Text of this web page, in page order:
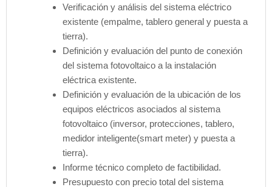
Verificación y análisis del sistema eléctrico
existente (empalme, tablero general y puesta a
tierra).
Definición y evaluación del punto de conexión
del sistema fotovoltaico a la instalación
eléctrica existente.
Definición y evaluación de la ubicación de los
equipos eléctricos asociados al sistema
fotovoltaico (inversor, protecciones, tablero,
medidor inteligente(smart meter) y puesta a
tierra).
Informe técnico completo de factibilidad.
Presupuesto con precio total del sistema